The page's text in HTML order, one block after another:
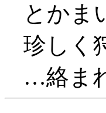
とかま
珍しく
…絡ま